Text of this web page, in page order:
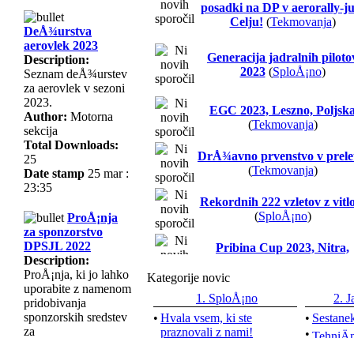
DeÅ¾urstva
aerovlek 2023
Description:
Seznam deÅ¾urstev
za aerovlek v sezoni
2023.
Author: Motorna
sekcija
Total Downloads:
25
Date stamp 25 mar :
23:35
ProÅ¡nja
za sponzorstvo
DPSJL 2022
Description:
ProÅ¡nja, ki jo lahko
uporabite z namenom
pridobivanja
sponzorskih sredstev
za
posadki na DP v aerorally-
Celju! (Tekmovanja)
Generacija jadralnih
2023 (SploÅ¡no)
EGC 2023, Leszno,
(Tekmovanja)
DrÅ¾avno prvenstvo v
(Tekmovanja)
Rekordnih 222 vzletov z
(SploÅ¡no)
Pribina Cup 2023, Nitra,
DeÅ¾urstva
Obvestila in
novice
Kategorije novic
1. SploÅ¡no
• Hvala vsem, ki ste
praznovali z nami!
2.
•
•